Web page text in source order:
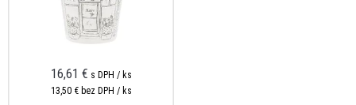
16,61 € s DPH / ks
13,50 € bez DPH / ks